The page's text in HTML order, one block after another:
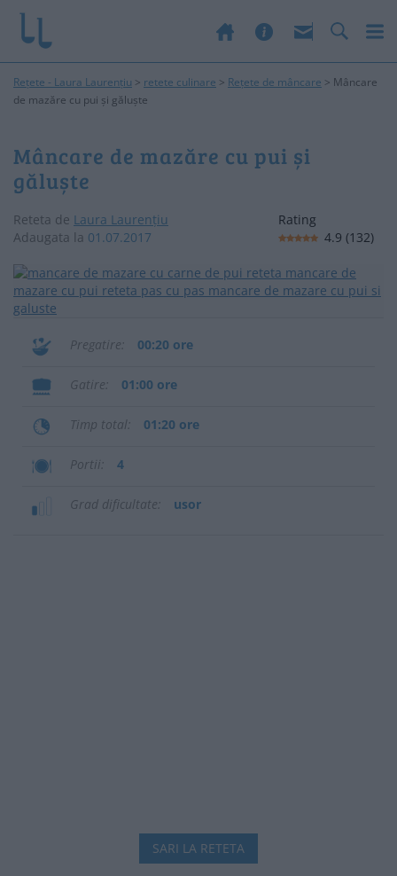
Rețete - Laura Laurențiu > retete culinare > Rețete de mâncare > Mâncare
de mazăre cu pui și găluște
Mâncare de mazăre cu pui și
găluște
Reteta de Laura Laurențiu
Adaugata la 01.07.2017
Rating
4.9 (132)
Pregatire 00:20 ore
Gatire 01:00 ore
Timp total 01:20 ore
Portii 4
Grad dificultate usor
SARI LA RETETA